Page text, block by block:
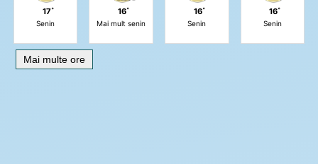
17˚
Senin
16˚
Mai mult senin
16˚
Senin
16˚
Senin
Mai multe ore